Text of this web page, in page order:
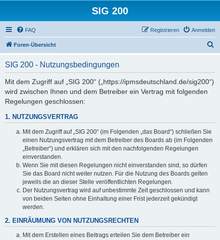
SIG 200
FAQ Anmelden
Registrieren
Foren-Übersicht
SIG 200 - Nutzungsbedingungen
Mit dem Zugriff auf „SIG 200“ („https://ipmsdeutschland.de/sig200“)
wird zwischen Ihnen und dem Betreiber ein Vertrag mit folgenden
Regelungen geschlossen:
1. NUTZUNGSVERTRAG
Mit dem Zugriff auf „SIG 200“ (im Folgenden „das Board“) schließen Sie
einen Nutzungsvertrag mit dem Betreiber des Boards ab (im Folgenden
„Betreiber“) und erklären sich mit den nachfolgenden Regelungen
einverstanden.
Wenn Sie mit diesen Regelungen nicht einverstanden sind, so dürfen
Sie das Board nicht weiter nutzen. Für die Nutzung des Boards gelten
jeweils die an dieser Stelle veröffentlichten Regelungen.
Der Nutzungsvertrag wird auf unbestimmte Zeit geschlossen und kann
von beiden Seiten ohne Einhaltung einer Frist jederzeit gekündigt
werden.
2. EINRÄUMUNG VON NUTZUNGSRECHTEN
Mit dem Erstellen eines Beitrags erteilen Sie dem Betreiber ein